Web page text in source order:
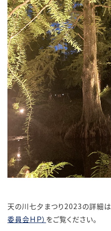
天の川七夕まつり2023の詳細は
委員会ＨＰ） をご覧ください。